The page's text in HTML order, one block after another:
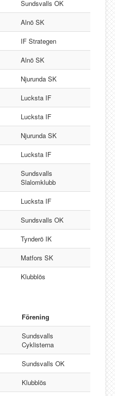
Sundsvalls OK
Alnö SK
IF Strategen
Alnö SK
Njurunda SK
Lucksta IF
Lucksta IF
Njurunda SK
Lucksta IF
Sundsvalls
Slalomklubb
Lucksta IF
Sundsvalls OK
Tynderö IK
Matfors SK
Klubblös
Förening
Sundsvalls
Cyklisterna
Sundsvalls OK
Klubblös